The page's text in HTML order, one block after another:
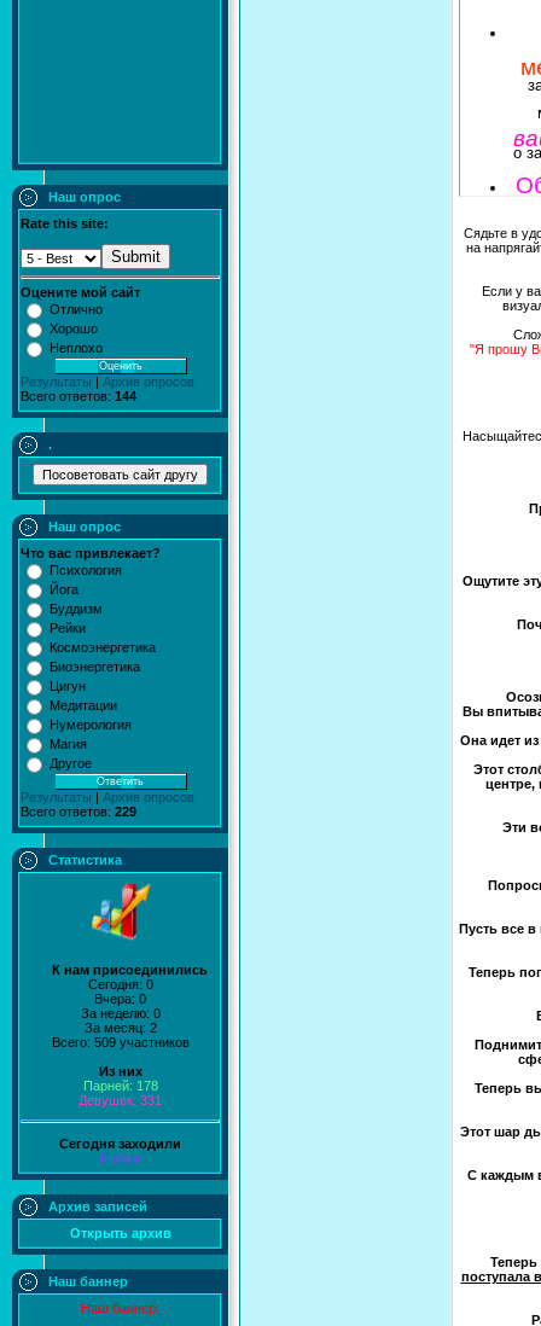
Наш опрос
Rate this site:
Submit
Оцените мой сайт
Отлично
Хорошо
Неплохо
Результаты
Архив опросов
Всего ответов: 144
.
Наш опрос
Что вас привлекает?
Психология
Йога
Буддизм
Рейки
Космоэнергетика
Биоэнергетика
Цигун
Медитации
Нумерология
Магия
Другое
Результаты | Архив опросов
Всего ответов: 229
Статистика
К нам присоединились
Сегодня: 0
Вчера: 0
За неделю: 0
За месяц: 2
Всего: 509 участников
Из них
Парней: 178
Девушек: 331
Сегодня заходили
Irishka
Архив записей
Открыть архив
Наш баннер
Наш баннер:
о
Сядьте в
на
Если у
"Я прошу
Ощутите
Вы
Она идет
Этот
центре,
Эти
Пусть все
Теперь
Теперь
Этот шар
С каждым
поступала